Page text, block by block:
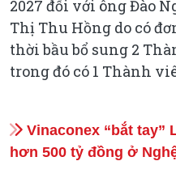
2027 đối với ông Đào
Thị Thu Hồng do có
thời bầu bổ sung 2
trong đó có 1 Thành
Vinaconex “bắt tay”
hơn 500 tỷ đồng ở